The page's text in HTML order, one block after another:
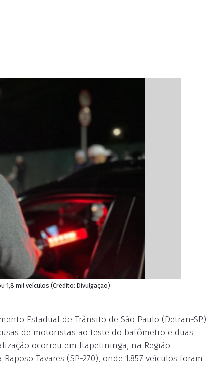
1,8 mil veículos (Crédito: Divulgação)
Estadual de Trânsito de São Paulo (Detran-SP)
de motoristas ao teste do bafômetro e duas
ocorreu em Itapetininga, na Região
Tavares (SP-270), onde 1.857 veículos foram